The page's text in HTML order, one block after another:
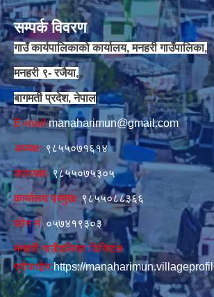
सम्पर्क विवरण
गाउँ कार्यपालिकाको कार्यालय, मनहरी गाउँपालिका,
मनहरी ९- रजैया,
बागमती प्रदेश, नेपाल
E-mail:manaharimun@gmail.com
अध्यक्षः ९८५५०७१६१४
उपाध्यक्षः९८५५०७५३०५
कार्यालय प्रमुखः ९८५५०८८३६६
फोन नं‍‌ :०५७४१९३०३
मनहरी गाउँपालिका डिजिटल
प्रोफाईल:https://